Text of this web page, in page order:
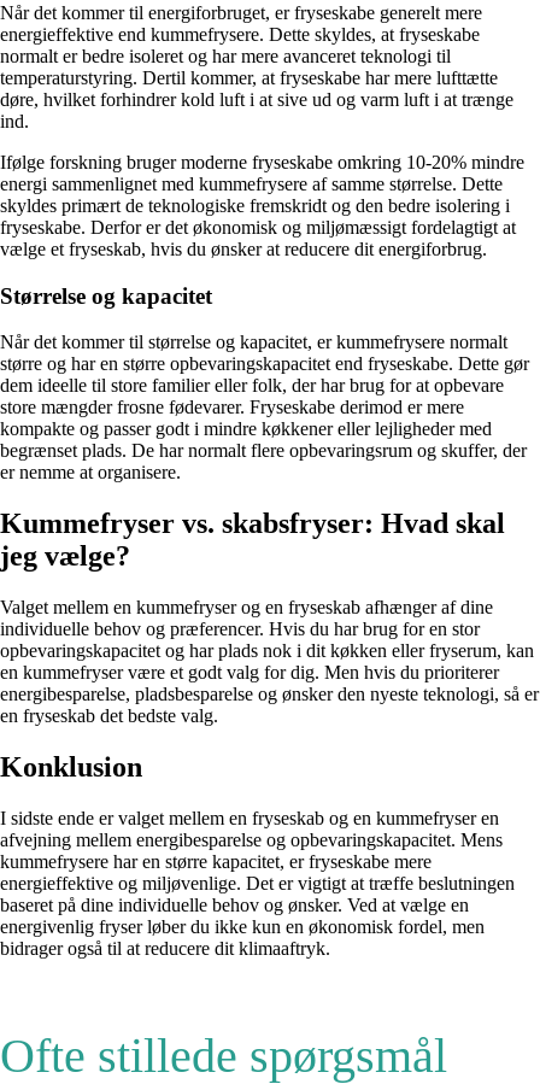
Når det kommer til energiforbruget, er fryseskabe generelt mere
energieffektive end kummefrysere. Dette skyldes, at fryseskabe
normalt er bedre isoleret og har mere avanceret teknologi til
temperaturstyring. Dertil kommer, at fryseskabe har mere lufttætte
døre, hvilket forhindrer kold luft i at sive ud og varm luft i at trænge
ind.
Ifølge forskning bruger moderne fryseskabe omkring 10-20% mindre
energi sammenlignet med kummefrysere af samme størrelse. Dette
skyldes primært de teknologiske fremskridt og den bedre isolering i
fryseskabe. Derfor er det økonomisk og miljømæssigt fordelagtigt at
vælge et fryseskab, hvis du ønsker at reducere dit energiforbrug.
Størrelse og kapacitet
Når det kommer til størrelse og kapacitet, er kummefrysere normalt
større og har en større opbevaringskapacitet end fryseskabe. Dette gør
dem ideelle til store familier eller folk, der har brug for at opbevare
store mængder frosne fødevarer. Fryseskabe derimod er mere
kompakte og passer godt i mindre køkkener eller lejligheder med
begrænset plads. De har normalt flere opbevaringsrum og skuffer, der
er nemme at organisere.
Kummefryser vs. skabsfryser: Hvad skal
jeg vælge?
Valget mellem en kummefryser og en fryseskab afhænger af dine
individuelle behov og præferencer. Hvis du har brug for en stor
opbevaringskapacitet og har plads nok i dit køkken eller fryserum, kan
en kummefryser være et godt valg for dig. Men hvis du prioriterer
energibesparelse, pladsbesparelse og ønsker den nyeste teknologi, så er
en fryseskab det bedste valg.
Konklusion
I sidste ende er valget mellem en fryseskab og en kummefryser en
afvejning mellem energibesparelse og opbevaringskapacitet. Mens
kummefrysere har en større kapacitet, er fryseskabe mere
energieffektive og miljøvenlige. Det er vigtigt at træffe beslutningen
baseret på dine individuelle behov og ønsker. Ved at vælge en
energivenlig fryser løber du ikke kun en økonomisk fordel, men
bidrager også til at reducere dit klimaaftryk.
Ofte stillede spørgsmål